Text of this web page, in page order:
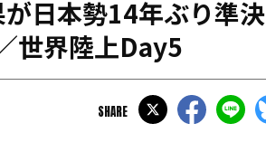
日本勢14年ぶり準決
世界陸上Day5
SHARE